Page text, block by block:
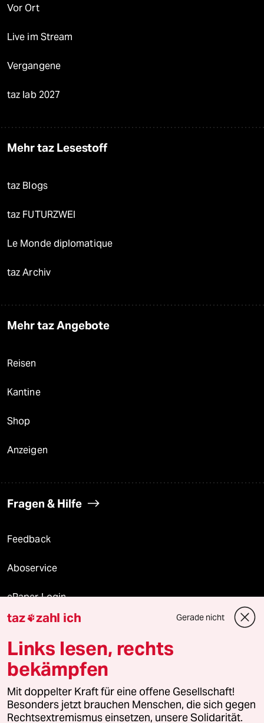
Vor Ort
Live im Stream
Vergangene
taz lab 2027
Mehr taz Lesestoff
taz Blogs
taz FUTURZWEI
Le Monde diplomatique
taz Archiv
Mehr taz Angebote
Reisen
Kantine
Shop
Anzeigen
Fragen & Hilfe
Feedback
Aboservice
ePaper Login
Downloads für Abonnierende
© 2026 taz Verlags und Vertriebs GmbH
Alle Rechte vorbehalten. Bei rechtlichen Fragen oder für Genehmigungen
wenden Sie sich bitte an
lizenzen@taz.de
taz zahl ich Gerade nicht
Links lesen, rechts
bekämpfen
Mit doppelter Kraft für eine offene Gesellschaft!
Besonders jetzt brauchen Menschen, die sich gegen
Rechtsextremismus einsetzen, unsere Solidarität.